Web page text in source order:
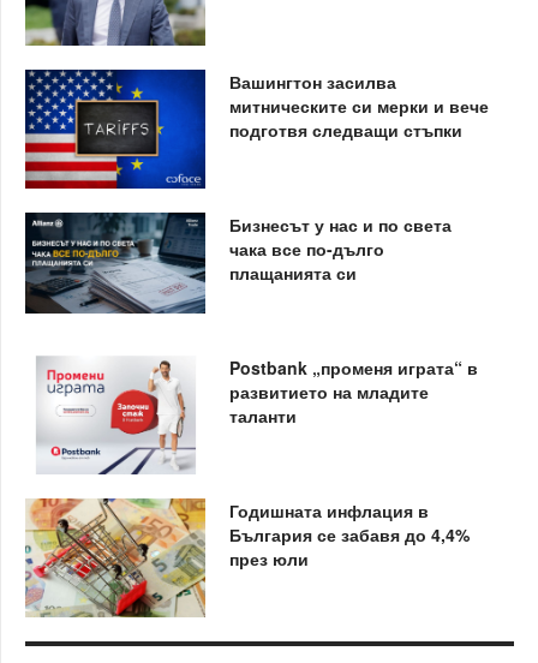
Вашингтон засилва
митническите си мерки и вече
подготвя следващи стъпки
Бизнесът у нас и по света
чака все по-дълго
плащанията си
Postbank „променя играта“ в
развитието на младите
таланти
Годишната инфлация в
България се забавя до 4,4%
през юли